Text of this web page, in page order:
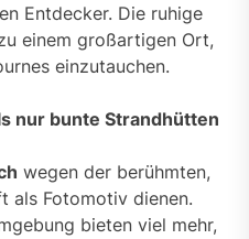
Entdecker. Die ruhige
einem großartigen Ort,
einzutauchen.
nur bunte Strandhütten
wegen der berühmten,
als Fotomotiv dienen.
bieten viel mehr,